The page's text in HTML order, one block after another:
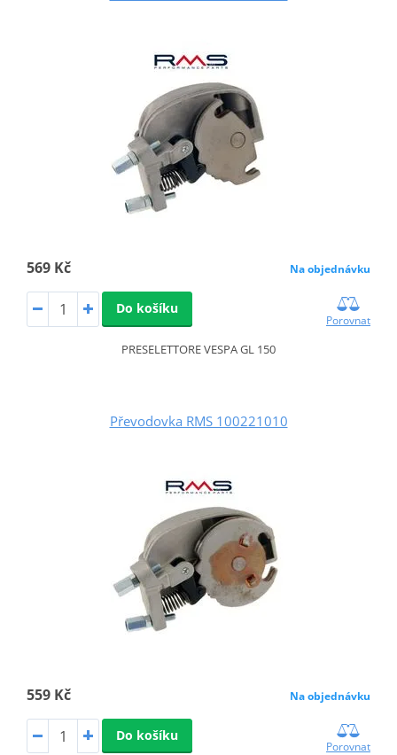
569 Kč Na objednávku
Do košíku
Porovnat
PRESELETTORE VESPA GL 150
Převodovka RMS 100221010
559 Kč Na objednávku
Do košíku
Porovnat